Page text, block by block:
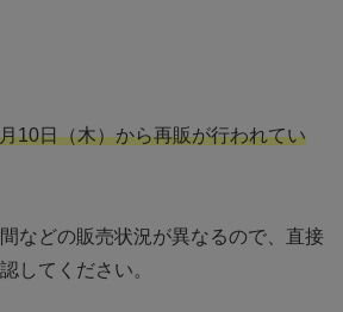
10日（木）から再販が行われてい
などの販売状況が異なるので、直接
してください。